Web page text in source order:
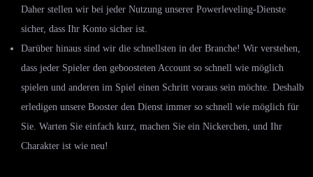
Daher stellen wir bei jeder Nutzung unserer Powerleveling-Dienste
sicher, dass Ihr Konto sicher ist.
Darüber hinaus sind wir die schnellsten in der Branche! Wir verstehen,
dass jeder Spieler den geboosteten Account so schnell wie möglich
spielen und anderen im Spiel einen Schritt voraus sein möchte. Deshalb
erledigen unsere Booster den Dienst immer so schnell wie möglich für
Sie. Warten Sie einfach kurz, machen Sie ein Nickerchen, und Ihr
Charakter ist wie neu!